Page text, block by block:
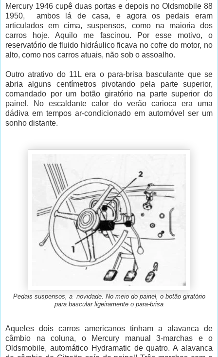
Mercury 1946 cupê duas portas e depois no Oldsmobile 88
1950, ambos lá de casa, e agora os pedais eram
articulados em cima, suspensos, como na maioria dos
carros hoje. Aquilo me fascinou. Por esse motivo, o
reservatório de fluido hidráulico ficava no cofre do motor, no
alto, como nos carros atuais, não sob o assoalho.
Outro atrativo do 11L era o para-brisa basculante que se
abria alguns centímetros pivotando pela parte superior,
comandado por um botão giratório na parte superior do
painel. No escaldante calor do verão carioca era uma
dádiva em tempos ar-condicionado em automóvel ser um
sonho distante.
Pedais suspensos, a novidade. No meio do painel, o botão giratório
para bascular ligeiramente o para-brisa
Aqueles dois carros americanos tinham a alavanca de
câmbio na coluna, o Mercury manual 3-marchas e o
Oldsmobile, automático Hydramatic de quatro. A alavanca